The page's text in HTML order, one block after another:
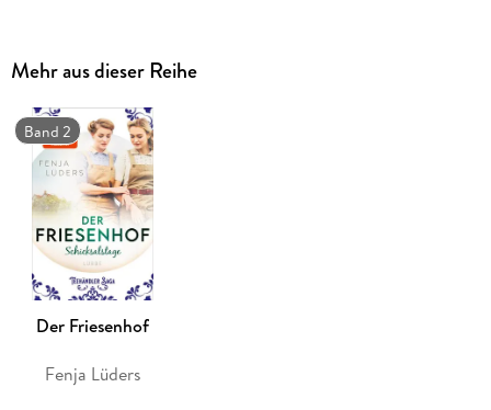
Mehr aus dieser Reihe
Band 2
Der Friesenhof
Fenja Lüders